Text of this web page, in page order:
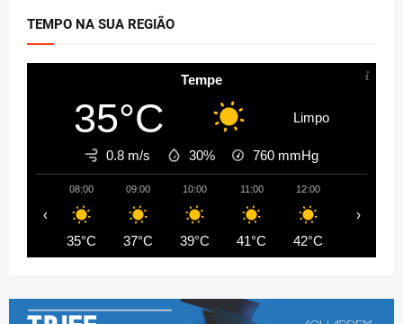
TEMPO NA SUA REGIÃO
Tempe
35°C Limpo
0.8 m/s 30% 760 mmHg
08:00
35°C
09:00
37°C
10:00
39°C
11:00
41°C
12:00
42°C
‹ ›